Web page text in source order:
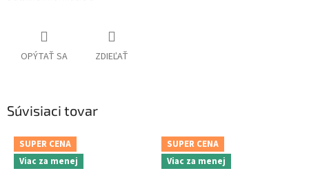
OPÝTAŤ SA ZDIEĽAŤ
Súvisiaci tovar
SUPER CENA
Viac za menej
SUPER CENA
Viac za menej